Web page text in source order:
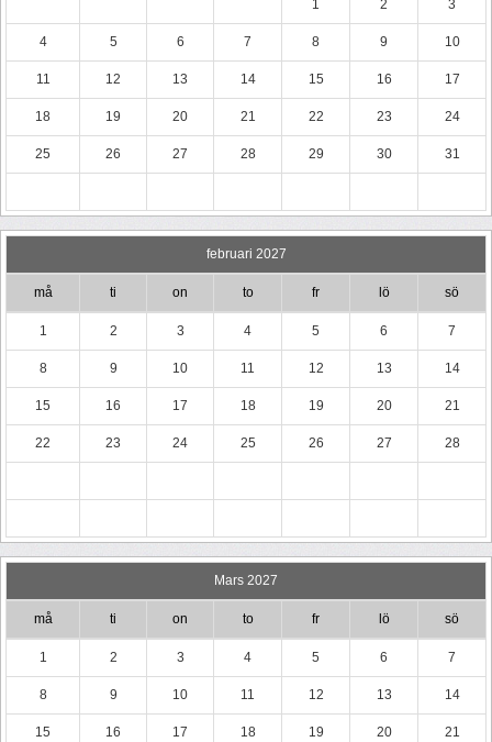
1 2 3
4 5 6 7 8 9 10
11 12 13 14 15 16 17
18 19 20 21 22 23 24
25 26 27 28 29 30 31
februari 2027
må ti on to fr lö sö
1 2 3 4 5 6 7
8 9 10 11 12 13 14
15 16 17 18 19 20 21
22 23 24 25 26 27 28
Mars 2027
må ti on to fr lö sö
1 2 3 4 5 6 7
8 9 10 11 12 13 14
15 16 17 18 19 20 21